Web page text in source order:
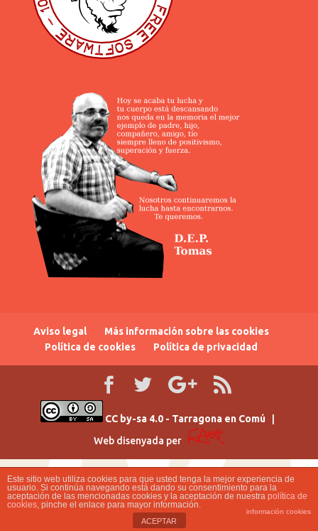
Aviso legal
Más información sobre las cookies
Política de cookies
Política de privacidad
CC by-sa 4.0 - Tarragona en Comú
Web disenyada per
Este sitio web utiliza cookies para que usted tenga la mejor experiencia de
usuario. Si continúa navegando está dando su consentimiento para la
aceptación de las mencionadas cookies y la aceptación de nuestra política de
cookies, pinche el enlace para mayor información.
información cookies
ACEPTAR